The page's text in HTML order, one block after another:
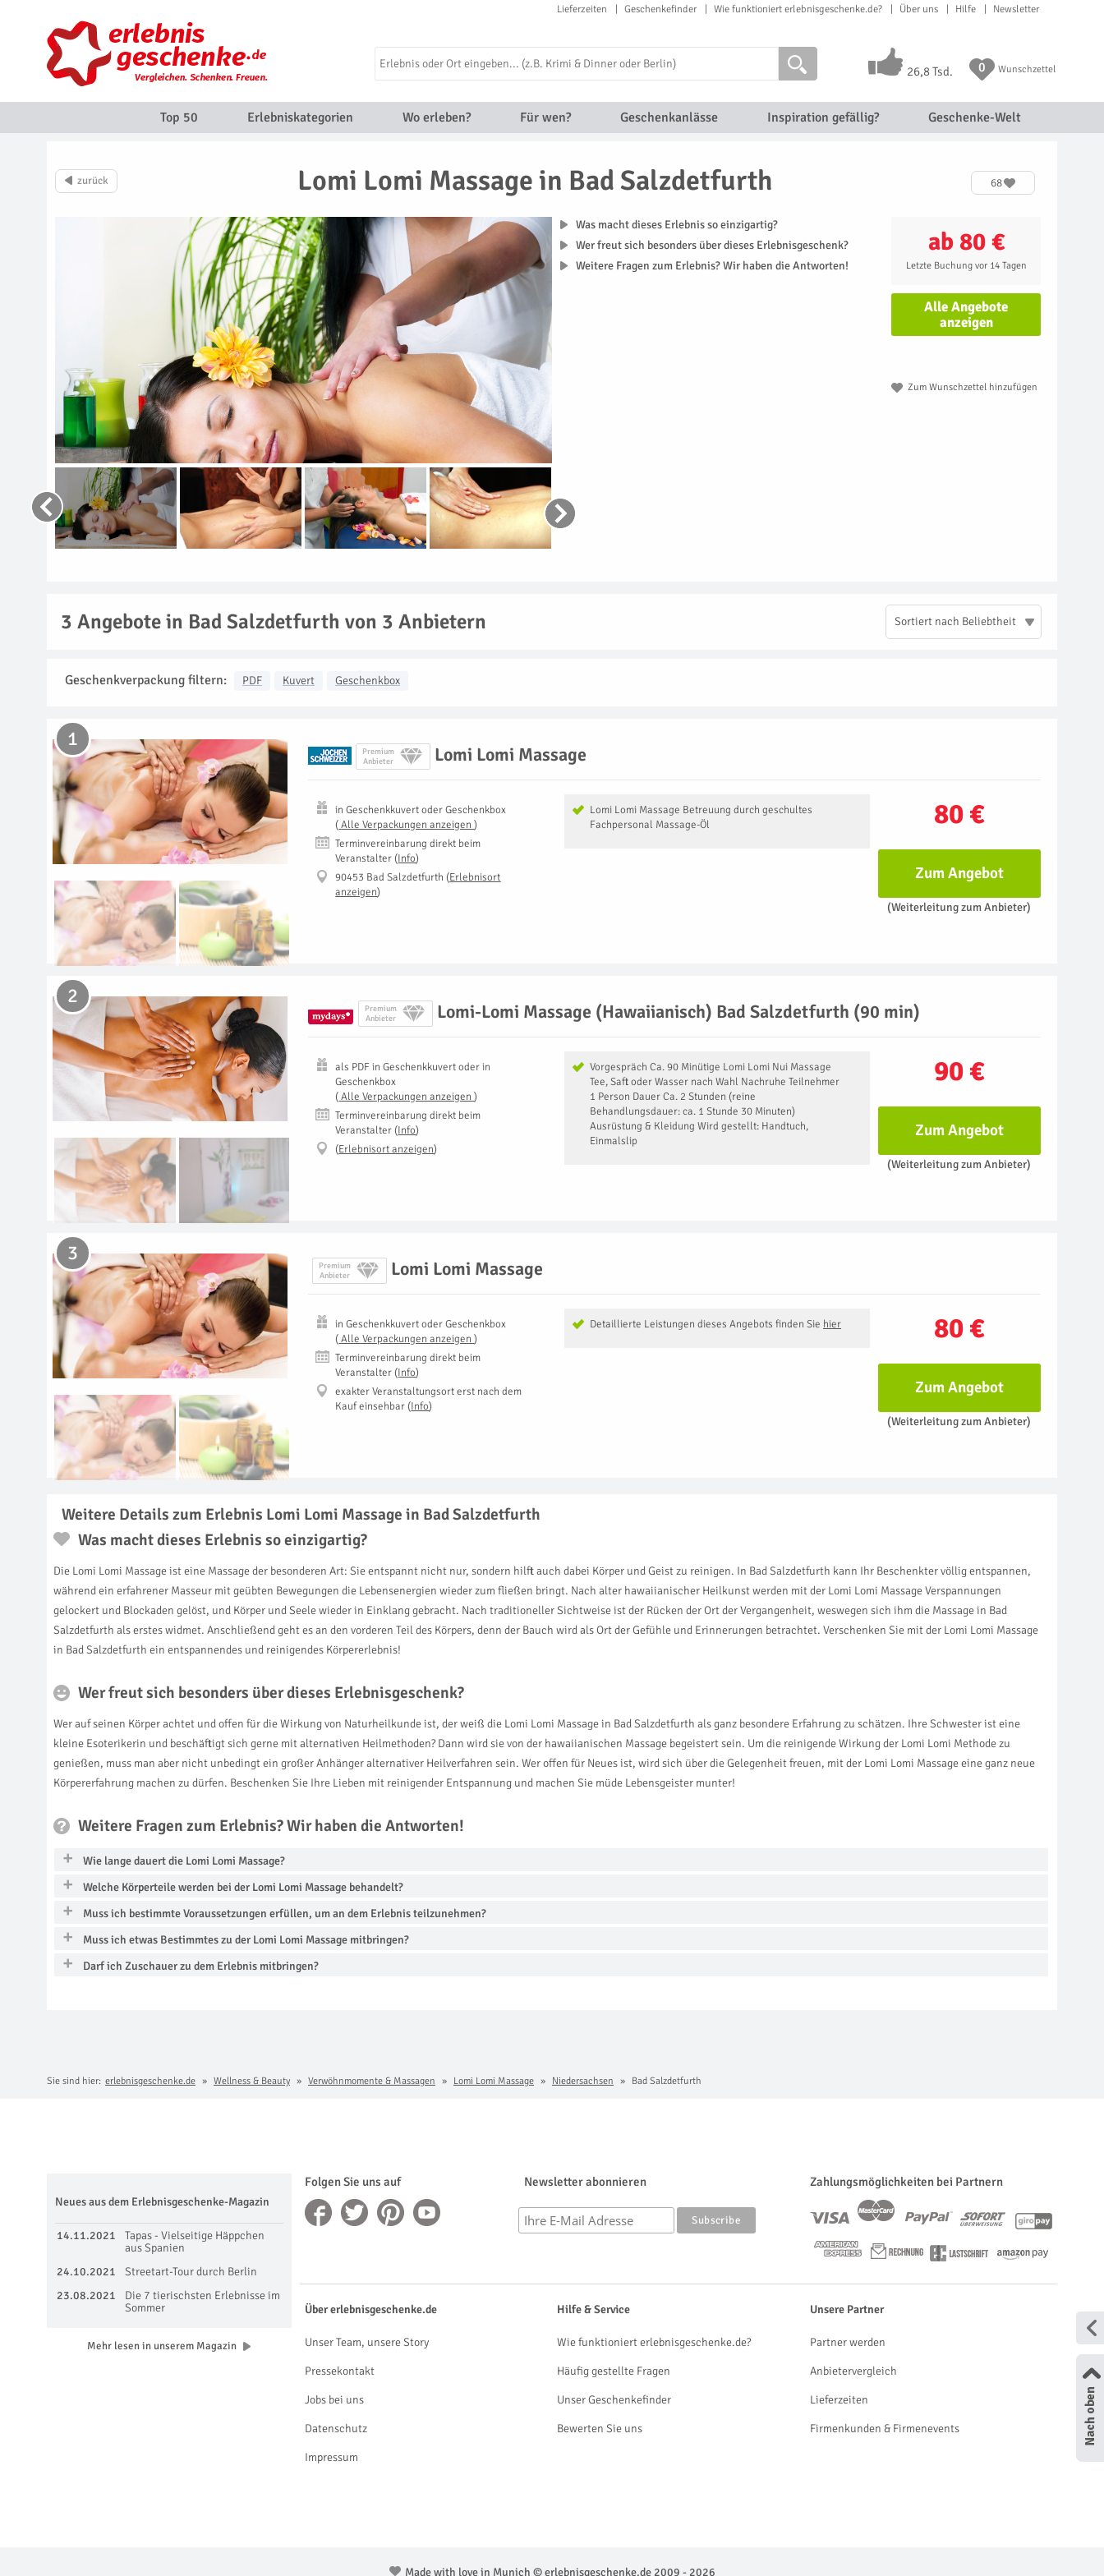
Lieferzeiten Geschenkefinder Wie funktioniert erlebnisgeschenke.de? Über uns Hilfe Newsletter
26,8 Tsd. 0 Wunschzettel
Top 50 Erlebniskategorien Wo erleben? Für wen? Geschenkanlässe Inspiration gefällig? Geschenke-Welt
Lomi Lomi Massage in Bad Salzdetfurth 68
ab 80 €
Letzte Buchung vor 14 Tagen
Alle Angebote
anzeigen
Zum Wunschzettel hinzufügen
Was macht dieses Erlebnis so einzigartig?
Wer freut sich besonders über dieses Erlebnisgeschenk?
Weitere Fragen zum Erlebnis? Wir haben die Antworten!
3 Angebote in Bad Salzdetfurth von 3 Anbietern Sortiert nach Beliebtheit
Geschenkverpackung filtern: PDF Kuvert Geschenkbox
Premium
Anbieter
Lomi Lomi Massage
1
80 €
Lomi Lomi Massage Betreuung durch geschultes
Fachpersonal Massage-Öl
inGeschenkkuvert oder Geschenkbox
( Alle Verpackungen anzeigen )
Terminvereinbarung direkt beim
Veranstalter (Info)
90453 Bad Salzdetfurth (Erlebnisort
anzeigen)
Zum Angebot
(Weiterleitung zum Anbieter)
Premium
Anbieter
Lomi-Lomi Massage (Hawaiianisch) Bad Salzdetfurth (90 min)
2
90 €
Vorgespräch Ca. 90 Minütige Lomi Lomi Nui Massage
Tee, Saft oder Wasser nach Wahl Nachruhe Teilnehmer
1 Person Dauer Ca. 2 Stunden (reine
Behandlungsdauer: ca. 1 Stunde 30 Minuten)
Ausrüstung & Kleidung Wird gestellt: Handtuch,
Einmalslip
als PDFinGeschenkkuvert oder in
Geschenkbox
( Alle Verpackungen anzeigen )
Terminvereinbarung direkt beim
Veranstalter (Info)
(Erlebnisort anzeigen)
Zum Angebot
(Weiterleitung zum Anbieter)
Premium
Anbieter
Lomi Lomi Massage
3
80 €
Detaillierte Leistungen dieses Angebots finden Sie hier
inGeschenkkuvert oder Geschenkbox
( Alle Verpackungen anzeigen )
Terminvereinbarung direkt beim
Veranstalter (Info)
exakter Veranstaltungsort erst nach dem
Kauf einsehbar (Info)
Zum Angebot
(Weiterleitung zum Anbieter)
Weitere Details zum Erlebnis Lomi Lomi Massage in Bad Salzdetfurth
Was macht dieses Erlebnis so einzigartig?
Die Lomi Lomi Massage ist eine Massage der besonderen Art: Sie entspannt nicht nur, sondern hilft auch dabei Körper und Geist zu reinigen. In Bad Salzdetfurth kann Ihr Beschenkter völlig entspannen,
während ein erfahrener Masseur mit geübten Bewegungen die Lebensenergien wieder zum fließen bringt. Nach alter hawaiianischer Heilkunst werden mit der Lomi Lomi Massage Verspannungen
gelockert und Blockaden gelöst, und Körper und Seele wieder in Einklang gebracht. Nach traditioneller Sichtweise ist der Rücken der Ort der Vergangenheit, weswegen sich ihm die Massage in Bad
Salzdetfurth als erstes widmet. Anschließend geht es an den vorderen Teil des Körpers, denn der Bauch wird als Ort der Gefühle und Erinnerungen betrachtet. Verschenken Sie mit der Lomi Lomi Massage
in Bad Salzdetfurth ein entspannendes und reinigendes Körpererlebnis!
Wer freut sich besonders über dieses Erlebnisgeschenk?
Wer auf seinen Körper achtet und offen für die Wirkung von Naturheilkunde ist, der weiß die Lomi Lomi Massage in Bad Salzdetfurth als ganz besondere Erfahrung zu schätzen. Ihre Schwester ist eine
kleine Esoterikerin und beschäftigt sich gerne mit alternativen Heilmethoden? Dann wird sie von der hawaiianischen Massage begeistert sein. Um die reinigende Wirkung der Lomi Lomi Methode zu
genießen, muss man aber nicht unbedingt ein großer Anhänger alternativer Heilverfahren sein. Wer offen für Neues ist, wird sich über die Gelegenheit freuen, mit der Lomi Lomi Massage eine ganz neue
Körpererfahrung machen zu dürfen. Beschenken Sie Ihre Lieben mit reinigender Entspannung und machen Sie müde Lebensgeister munter!
Weitere Fragen zum Erlebnis? Wir haben die Antworten!
Wie lange dauert die Lomi Lomi Massage?
Welche Körperteile werden bei der Lomi Lomi Massage behandelt?
Muss ich bestimmte Voraussetzungen erfüllen, um an dem Erlebnis teilzunehmen?
Muss ich etwas Bestimmtes zu der Lomi Lomi Massage mitbringen?
Darf ich Zuschauer zu dem Erlebnis mitbringen?
Sie sind hier: erlebnisgeschenke.de Wellness & Beauty Verwöhnmomente & Massagen Lomi Lomi Massage Niedersachsen Bad Salzdetfurth
Folgen Sie uns auf Newsletter abonnieren Zahlungsmöglichkeiten bei Partnern
Neues aus dem Erlebnisgeschenke-Magazin
14.11.2021
Tapas - Vielseitige Häppchen
aus Spanien
24.10.2021
Streetart-Tour durch Berlin
23.08.2021
Die 7 tierischsten Erlebnisse im
Sommer
Mehr lesen in unserem Magazin
Über erlebnisgeschenke.de
Unser Team, unsere Story
Pressekontakt
Jobs bei uns
Datenschutz
Impressum
Hilfe & Service
Wie funktioniert erlebnisgeschenke.de?
Häufig gestellte Fragen
Unser Geschenkefinder
Bewerten Sie uns
Unsere Partner
Partner werden
Anbietervergleich
Lieferzeiten
Firmenkunden & Firmenevents
Made with love in Munich © erlebnisgeschenke.de 2009 - 2026